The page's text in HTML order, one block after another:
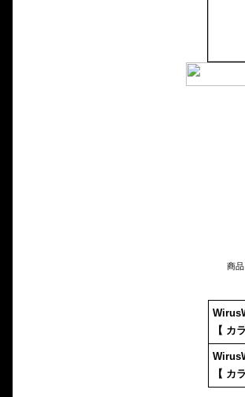
商
【 カ
【 カ